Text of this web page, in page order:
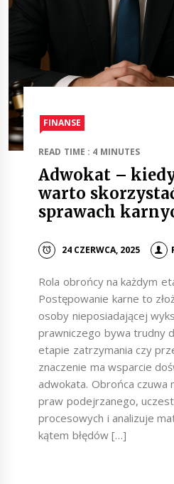
FINANSE
READ TIME : 4 MINUTES
Adwokat –
warto
sprawach
24 CZERWCA, 2025
Rola obrońcy na każdym
Postępowanie karne to
osoby nieposiadającej
prawniczego bywa trudny
etapie zatrzymania czy
znaczenie ma wsparcie
adwokata. Obrońca czuwa
praw podejrzanego,
procesowych i analizuje
kątem błędów […]